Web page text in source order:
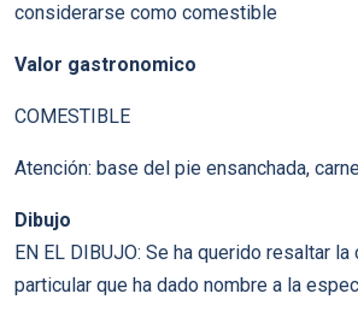
considerarse como comestible
Valor gastronomico
COMESTIBLE
Atención: base del pie ensanchada,
Dibujo
EN EL DIBUJO: Se ha querido resaltar
particular que ha dado nombre a la